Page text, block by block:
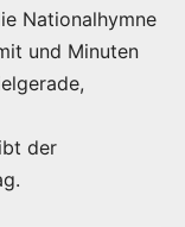
Nationalhymne
und Minuten
der